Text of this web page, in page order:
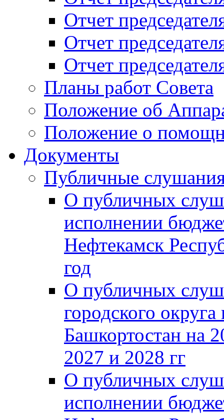
Отчет
Отчет
Отчет
Планы работ Совета
Положение об
Положение о
Документы
Публичные
О публичных
исполнении
Нефтекамск
год
О публичных
городского
Башкортостан на
2027 и 2028 гг
О публичных
исполнении